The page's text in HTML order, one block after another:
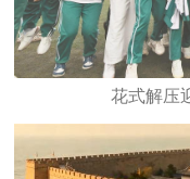
花式解压